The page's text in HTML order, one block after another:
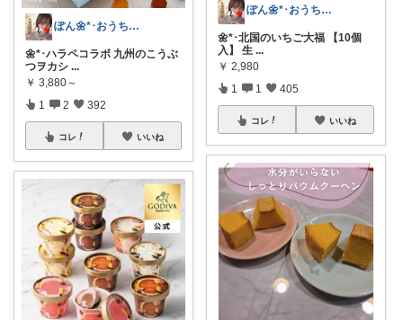
ぽん🌼*･おうちカフェꕤ︎︎·͜·☕
🌼*･ハラペコラボ 九州のこうぶ
つヲカシ ...
￥ 3,880～
1 2 392
コレ いいね
ぽん🌼*･おうちカフェꕤ︎︎·͜·☕
🌼*･北国のいちご大福 【10個
入】 生 ...
￥ 2,980
1 1 405
コレ いいね